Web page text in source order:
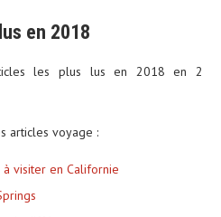
en 2018
les plus lus en 2018 en 2
articles voyage :
visiter en Californie